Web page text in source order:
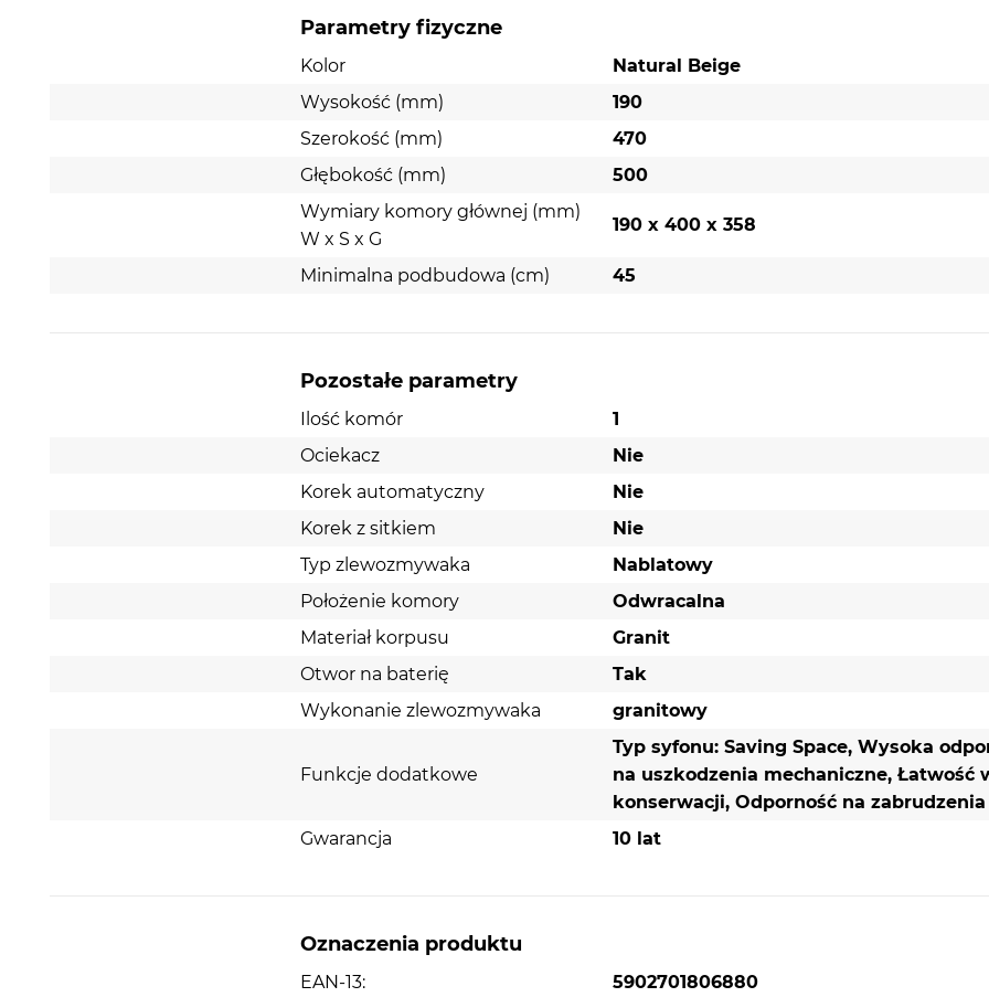
Wysokość (mm):
Szerokość (mm):
Głębokość (mm):
Ilość komór:
Położenie komory:
Materiał korpusu:
Zlewozmywak granitowy marki Kernau łączy w sobie
komorę wraz z ociekaczem. Montaż zlewozmywaka jest
możliwy w szafkach z podbudową o minimalnej
szerokości 45 cm. Wykonany z wysokiej jakości granitu,
zlewozmywak wyróżnia się wyjątkową odpornością na
świadczy o jego solidności i trwałości.
SPECYFIKACJA TECHNICZNA
Parametry fizyczne
Kolor: Beżowy
Wysokość (mm): 190
Minimalna podbudowa (mm): 450
Parametry fizyczne
Kolor
Natural Beige
Wysokość (mm)
190
Szerokość (mm)
470
Głębokość (mm)
500
Wymiary komory głównej (mm)
W x S x G
190 x 400 x 358
Minimalna podbudowa (cm) 45
Pozostałe parametry
Ilość komór
1
Ociekacz
Nie
Korek automatyczny
Nie
Korek z sitkiem
Nie
Typ zlewozmywaka
Nablatowy
Położenie komory
Odwracalna
Materiał korpusu
Granit
Otwor na baterię
Tak
Wykonanie zlewozmywaka
granitowy
Funkcje dodatkowe
Typ syfonu: Saving Space, Wysoka
na uszkodzenia mechaniczne, Łatwość
konserwacji, Odporność na zabrudzenia
Gwarancja
10 lat
Oznaczenia produktu
EAN-13:
5902701806880